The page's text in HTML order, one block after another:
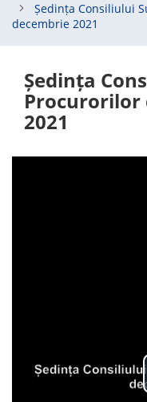
Ședința Consiliului
decembrie 2021
Ședința
Procurorilor
2021